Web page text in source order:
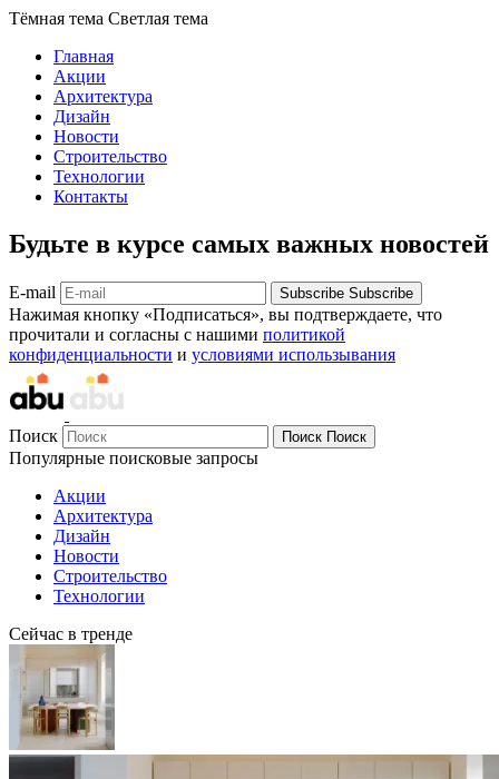
Тёмная тема Светлая тема
Главная
Акции
Архитектура
Дизайн
Новости
Строительство
Технологии
Контакты
Будьте в курсе самых важных новостей
E-mail Subscribe Subscribe
Нажимая кнопку «Подписаться», вы подтверждаете, что
прочитали и согласны с нашими политикой
конфиденциальности и условиями использывания
Поиск Поиск Поиск
Популярные поисковые запросы
Акции
Архитектура
Дизайн
Новости
Строительство
Технологии
Сейчас в тренде